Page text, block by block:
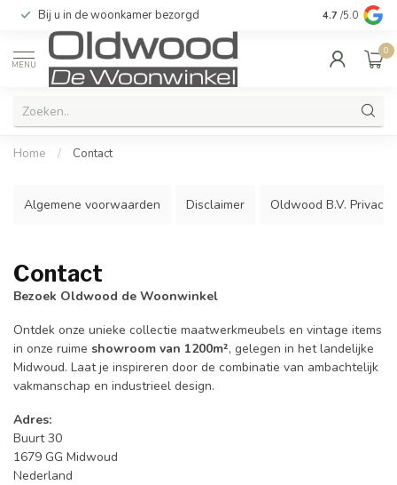
Bij u in de woonkamer bezorgd Kwaliteit &
4.7 /5.0
MENU
0
Home / Contact
Algemene voorwaarden Disclaimer Oldwood B.V. Privacy
Contact
Bezoek Oldwood de Woonwinkel
Ontdek onze unieke collectie maatwerkmeubels en vintage items
in onze ruime showroom van 1200m², gelegen in het landelijke
Midwoud. Laat je inspireren door de combinatie van ambachtelijk
vakmanschap en industrieel design.
Adres:
Buurt 30
1679 GG Midwoud
Nederland